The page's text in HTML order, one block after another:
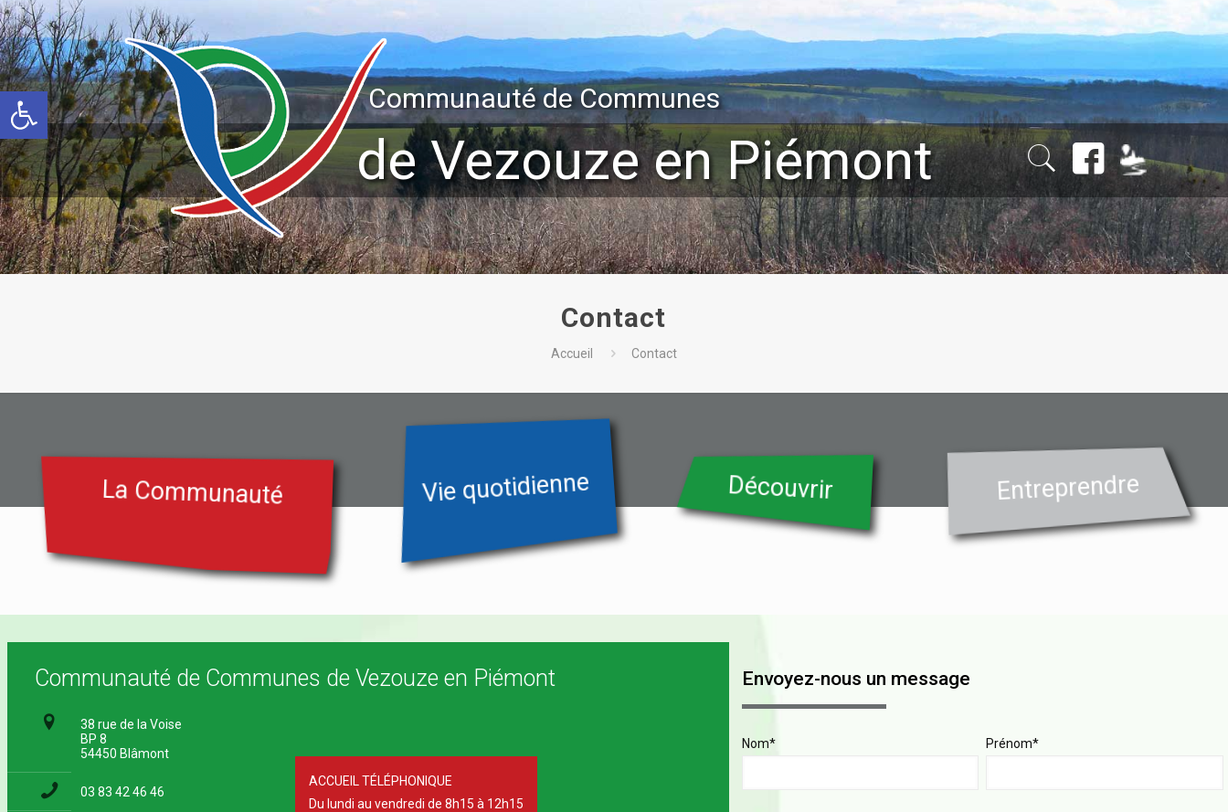
Ouvrir la barre d’outils Communauté de Communes
de Vezouze en Piémont
Contact
Accueil Contact
La Communauté Vie quotidienne Découvrir Entreprendre
Communauté de Communes de Vezouze en Piémont
38 rue de la Voise
BP 8
54450 Blâmont
03 83 42 46 46
ACCUEIL TÉLÉPHONIQUE
Du lundi au vendredi de 8h15 à 12h15
Envoyez-nous un message
Nom* Prénom*